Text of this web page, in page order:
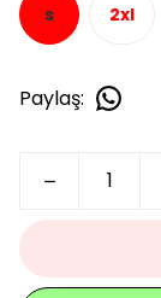
s 2xl
Paylaş: